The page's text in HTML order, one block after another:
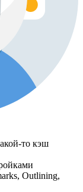
то кэш
Outlining,